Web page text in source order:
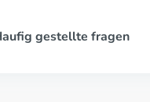
gestellte fragen